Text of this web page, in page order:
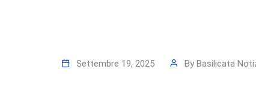
Settembre 19, 2025 By Basilicata